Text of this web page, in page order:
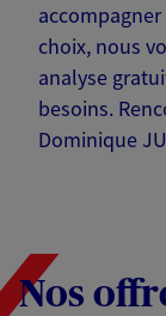
choix, nous
analyse
besoins.
Dominique
Nos